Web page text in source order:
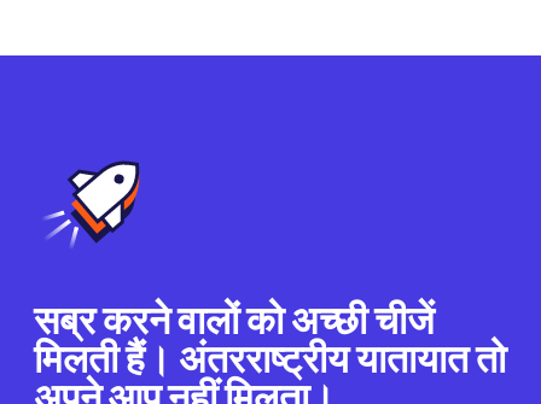
सब्र करने वालों को अच्छी चीजें
मिलती हैं। अंतरराष्ट्रीय यातायात तो